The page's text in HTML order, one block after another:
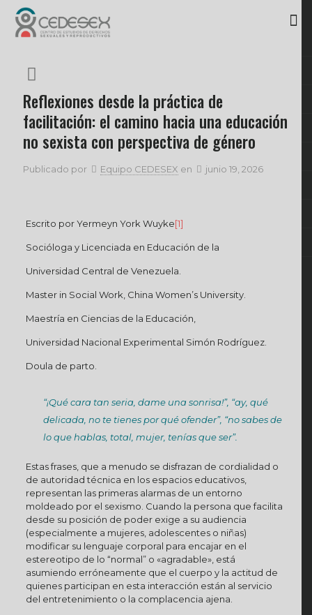
Reflexiones desde la práctica de
facilitación: el camino hacia una educación
no sexista con perspectiva de género
Publicado por Equipo CEDESEX en junio 19, 2026
Escrito por Yermeyn York Wuyke[1]
Socióloga y Licenciada en Educación de la
Universidad Central de Venezuela.
Master in Social Work, China Women’s University.
Maestría en Ciencias de la Educación,
Universidad Nacional Experimental Simón Rodríguez.
Doula de parto.
“¡Qué cara tan seria, dame una sonrisa!”, “ay, qué
delicada, no te tienes por qué ofender”, “no sabes de
lo que hablas, total, mujer, tenías que ser”.
Estas frases, que a menudo se disfrazan de cordialidad o
de autoridad técnica en los espacios educativos,
representan las primeras alarmas de un entorno
moldeado por el sexismo. Cuando la persona que facilita
desde su posición de poder exige a su audiencia
(especialmente a mujeres, adolescentes o niñas)
modificar su lenguaje corporal para encajar en el
estereotipo de lo “normal” o «agradable», está
asumiendo erróneamente que el cuerpo y la actitud de
quienes participan en esta interacción están al servicio
del entretenimiento o la complacencia ajena.